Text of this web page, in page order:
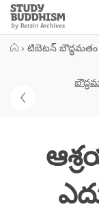
Close
Study
Buddhism
› టిబెటన్ బౌద్ధమతం